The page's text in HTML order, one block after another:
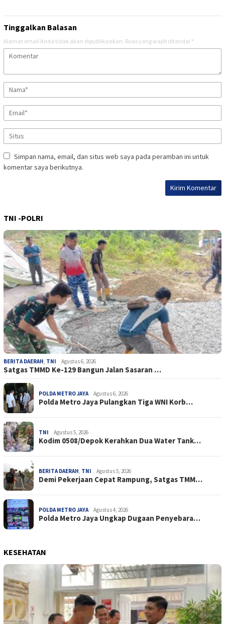
Tinggalkan Balasan
Alamat email Anda tidak akan dipublikasikan. Ruas yang wajib ditandai *
Simpan nama, email, dan situs web saya pada peramban ini untuk
komentar saya berikutnya.
TNI -POLRI
BERITA DAERAH, TNI Agustus 6, 2026
Satgas TMMD Ke-129 Bangun Jalan Sasaran …
POLDA METRO JAYA Agustus 6, 2026
Polda Metro Jaya Pulangkan Tiga WNI Korb…
TNI Agustus 5, 2026
Kodim 0508/Depok Kerahkan Dua Water Tank…
BERITA DAERAH, TNI Agustus 5, 2026
Demi Pekerjaan Cepat Rampung, Satgas TMM…
POLDA METRO JAYA Agustus 4, 2026
Polda Metro Jaya Ungkap Dugaan Penyebara…
KESEHATAN